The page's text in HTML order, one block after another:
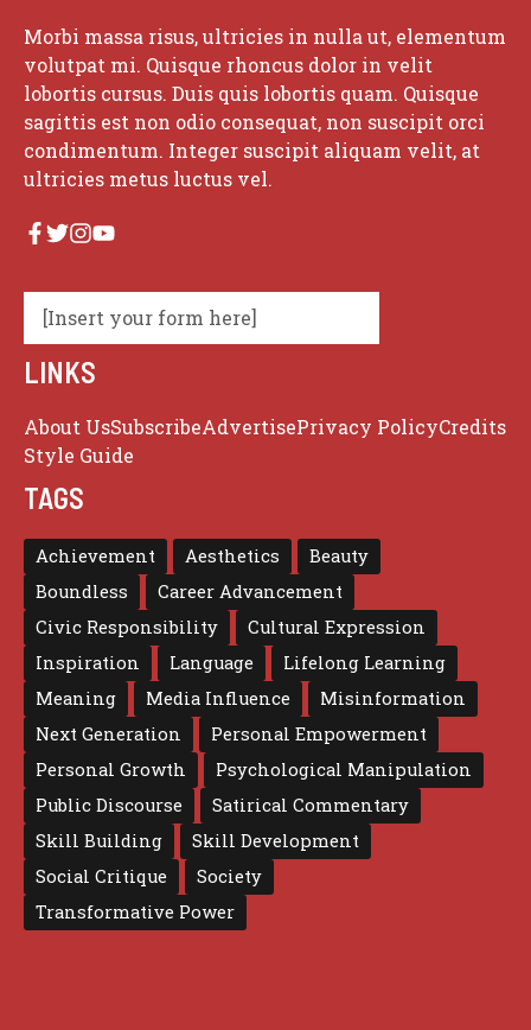
Morbi massa risus, ultricies in nulla ut, elementum
volutpat mi. Quisque rhoncus dolor in velit
lobortis cursus. Duis quis lobortis quam. Quisque
sagittis est non odio consequat, non suscipit orci
condimentum. Integer suscipit aliquam velit, at
ultricies metus luctus vel.
[Insert your form here]
LINKS
About UsSubscribeAdvertisePrivacy PolicyCredits
Style Guide
TAGS
Achievement Aesthetics
Beauty
Boundless
Career Advancement
Civic Responsibility
Cultural Expression
Inspiration
Language
Lifelong Learning
Meaning
Media Influence
Misinformation
Next Generation
Personal Empowerment
Personal Growth
Psychological Manipulation
Public Discourse
Satirical Commentary
Skill Building
Skill Development
Social Critique
Society
Transformative Power